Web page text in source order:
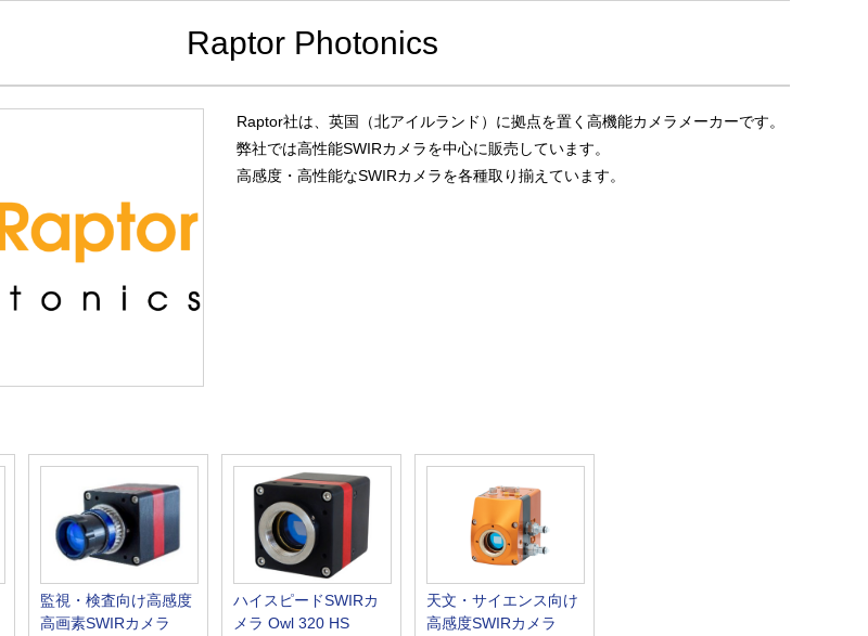
Raptor Photonics
Raptor社は、英国（北アイルランド）に拠点を置く高機能カメラメーカーです。
弊社では高性能SWIRカメラを中心に販売しています。
高感度・高性能なSWIRカメラを各種取り揃えています。
監視・検査向け高感度
高画素SWIRカメラ
ハイスピードSWIRカ
メラ Owl 320 HS
天文・サイエンス向け
高感度SWIRカメラ